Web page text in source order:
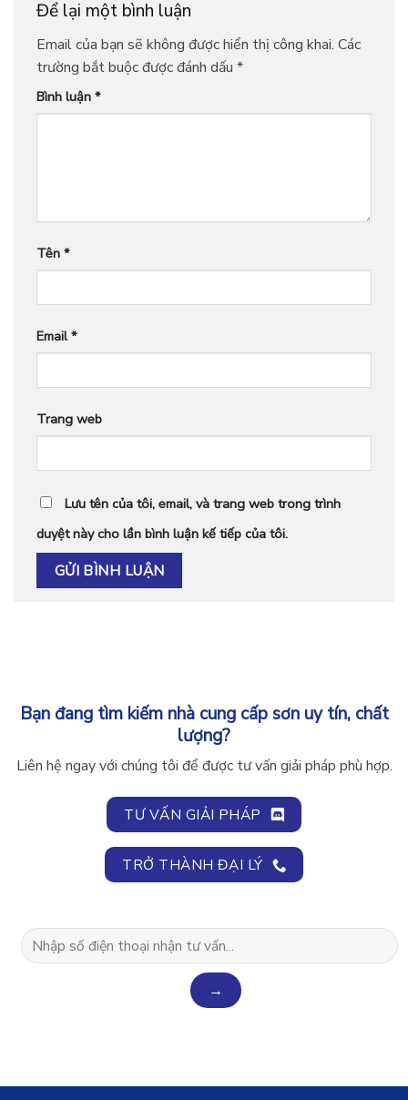
Để lại một bình luận
Email của bạn sẽ không được hiển thị công khai. Các
trường bắt buộc được đánh dấu *
Bình luận *
Tên *
Email*
Trang web
Lưu tên của tôi, email, và trang web trong trình
duyệt này cho lần bình luận kế tiếp của tôi.
Bạn đang tìm kiếm nhà cung cấp sơn uy tín, chất
lượng?
Liên hệ ngay với chúng tôi để được tư vấn giải pháp phù hợp.
TƯ VẤN GIẢI PHÁP
TRỞ THÀNH ĐẠI LÝ